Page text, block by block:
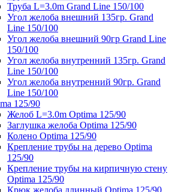
Труба L=3.0m Grand Line 150/100
Угол желоба внешний 135гр. Grand
Line 150/100
Угол желоба внешний 90гр Grand Line
150/100
Угол желоба внутренний 135гр. Grand
Line 150/100
Угол желоба внутренний 90гр. Grand
Line 150/100
125/90
Желоб L=3.0m Optima 125/90
Заглушка желоба Optima 125/90
Колено Optima 125/90
Крепление трубы на дерево Optima
125/90
Крепление трубы на кирпичную стену
Optima 125/90
Крюк желоба длинный Optima 125/90